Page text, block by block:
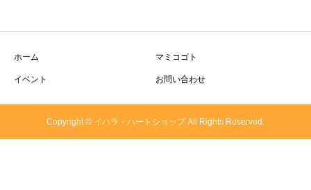
ホーム マミコゴト
イベント お問い合わせ
Copyright © イハラ・ハートショップ All Rights Reserved.